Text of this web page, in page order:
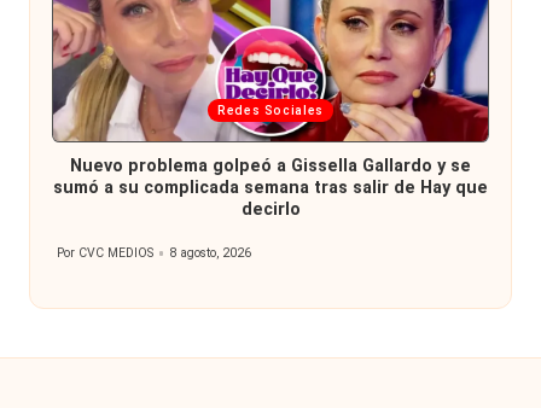
Publicada
en
Redes Sociales
Nuevo problema golpeó a Gissella Gallardo y se
sumó a su complicada semana tras salir de Hay que
decirlo
Publicado
Por CVC MEDIOS 8 agosto, 2026